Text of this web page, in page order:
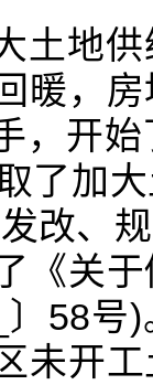
土地
暖，
，开
了加
改、
《关
58号
未开